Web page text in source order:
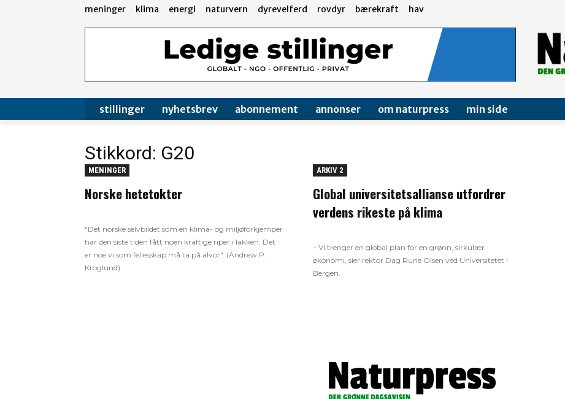
meninger klima energi naturvern dyrevelferd rovdyr bærekraft hav
stillinger nyhetsbrev abonnement annonser om naturpress min side
Stikkord: G20
MENINGER
Norske hetetokter
"Det norske selvbildet som en klima- og miljøforkjemper
har den siste tiden fått noen kraftige riper i lakken. Det
er noe vi som fellesskap må ta på alvor". (Andrew P.
Kroglund)
ARKIV 2
Global universitetsallianse utfordrer
verdens rikeste på klima
– Vi trenger en global plan for en grønn, sirkulær
økonomi, sier rektor Dag Rune Olsen ved Universitetet i
Bergen.